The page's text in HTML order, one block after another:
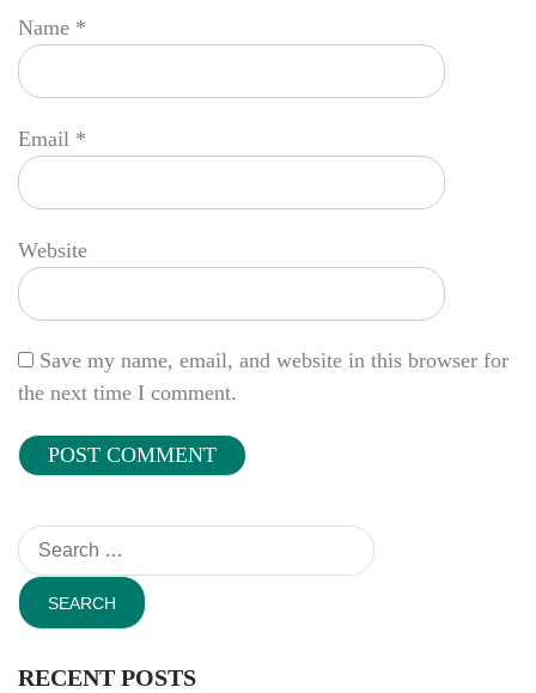
Name *
Email *
Website
Save my name, email, and website in this browser for
the next time I comment.
Search
for:
RECENT POSTS